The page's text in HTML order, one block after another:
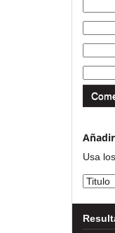
Usa